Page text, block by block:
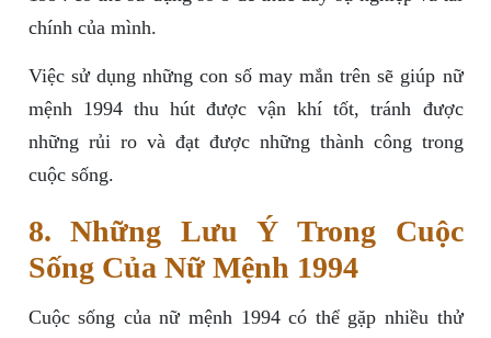
chính của mình.
Việc sử dụng những con số may mắn trên sẽ giúp nữ
mệnh 1994 thu hút được vận khí tốt, tránh được
những rủi ro và đạt được những thành công trong
cuộc sống.
8. Những Lưu Ý Trong Cuộc
Sống Của Nữ Mệnh 1994
Cuộc sống của nữ mệnh 1994 có thể gặp nhiều thử